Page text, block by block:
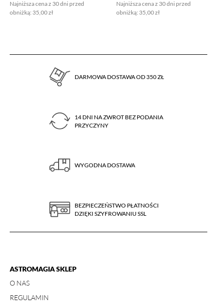
Najniższa cena z 30 dni przed
obniżką: 35,00 zł
Najniższa cena z 30 dni przed
obniżką: 35,00 zł
DARMOWA DOSTAWA OD 350 ZŁ
14 DNI NA ZWROT BEZ PODANIA
PRZYCZYNY
WYGODNA DOSTAWA
BEZPIECZEŃSTWO PŁATNOŚCI
DZIĘKI SZYFROWANIU SSL
ASTROMAGIA SKLEP
O NAS
REGULAMIN